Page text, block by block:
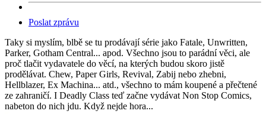
Poslat zprávu
Taky si myslím, blbě se tu prodávají série jako Fatale, Unwritten,
Parker, Gotham Central... apod. Všechno jsou to parádní věci, ale
proč tlačit vydavatele do věcí, na kterých budou skoro jistě
prodělávat. Chew, Paper Girls, Revival, Zabij nebo zhebni,
Hellblazer, Ex Machina... atd., všechno to mám koupené a přečtené
ze zahraničí. I Deadly Class teď začne vydávat Non Stop Comics,
nabeton do nich jdu. Když nejde hora...